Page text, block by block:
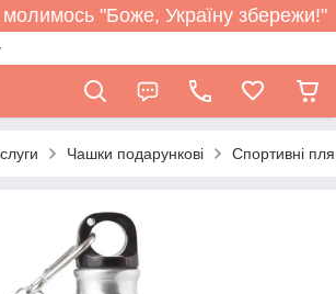
"Боже, Україну збережи!"
Чашки подарункові Спортивні